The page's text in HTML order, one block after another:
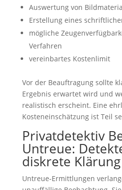
Auswertung von
Erstellung eines
mögliche
Verfahren
vereinbartes Kostenlimit
Vor der Beauftragung sollte
Ergebnis erwartet wird und
realistisch erscheint. Eine
Kosteneinschätzung ist Teil
Privatdetektiv
Untreue:
diskrete Klärung
Untreue-Ermittlungen